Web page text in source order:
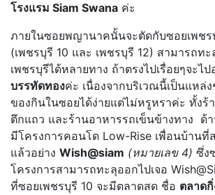
โรงแรม Siam Swana ค่ะ
ภายในซอยพญานาคนั้นจะตัดกับซอยเพชร
(เพชรบุรี 10 และ เพชรบุรี 12) สามารถท
เพชรบุรีได้หลายทาง ถ้าตรงไปเรื่อยๆจะไป
บรรทัดทองค่ะ เนื่องจากบริเวณนี้เป็นแหล่
ของกินในซอยได้ง่ายแต่ไม่หรูหราค่ะ ทั้งร้
ตึกแถว และร้านอาหารรถเข็นข้างทาง ด้
มีโครงการคอนโด Low-Rise เพื่อนบ้านที่
แล้วอย่าง Wish@siam (หมายเลข 4) ซึ่ง
โครงการสามารถทะลุออกไปเจอ
ที่ซอยเพชรบุรี 10 จะมีตลาดสด ชื่อ ตลาด